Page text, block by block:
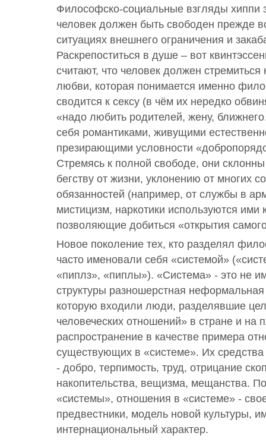
Философско-социальные взгляды хиппи
человек должен быть свободен прежде
ситуациях внешнего ограничения и
Раскрепоститься в душе – вот
считают, что человек должен
любви, которая понимается именно
сводится к сексу (в чём их нередко
«надо любить родителей, жену,
себя романтиками, живущими
презирающими условности
Стремясь к полной свободе, они
бегству от жизни, уклонению от многих
обязанностей (например, от службы в
мистицизм, наркотики используются ими
позволяющие добиться «открытия
Новое поколение тех, кто разделял
часто именовали себя «системой»
«пиплз», «пиплы»). «Система» - это не
структуры разношерстная
которую входили люди, разделявшие
человеческих отношений» в стране и на
распространение в качестве примера
существующих в «системе». Их
- добро, терпимость, труд, отрицание
накопительства, вещизма, мещанства.
«системы», отношения в «системе» -
предвестники, модель новой культуры,
интернациональный характер.